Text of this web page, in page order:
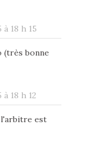
18 h 15
(très bonne
18 h 12
l'arbitre est